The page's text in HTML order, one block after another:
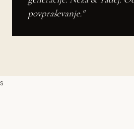
povpraševanje."
s